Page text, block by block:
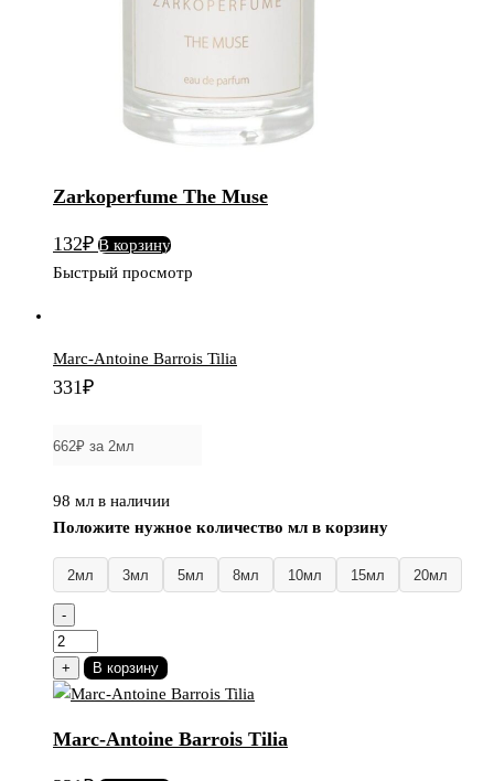
Zarkoperfume The Muse
132₽ В корзину
Быстрый просмотр
Marc-Antoine Barrois Tilia
331₽
98 мл в наличии
Положите нужное количество мл в корзину
2мл 3мл 5мл 8мл 10мл 15мл 20мл
-
Количество
товара
Marc-
Barrois
+ В корзину
Marc-Antoine Barrois Tilia